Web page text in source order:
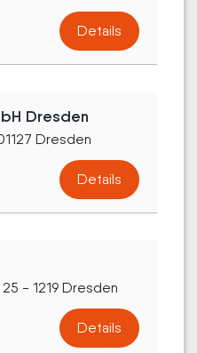
Details
Dresden
Dresden
Details
- 1219 Dresden
Details